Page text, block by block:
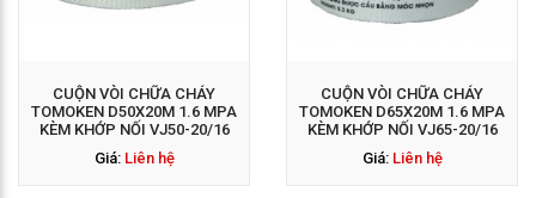
CUỘN VÒI CHỮA CHÁY
TOMOKEN D50X20M 1.6 MPA
KÈM KHỚP NỐI VJ50-20/16
Giá: Liên hệ
114
CUỘN VÒI CHỮA CHÁY
TOMOKEN D65X20M 1.6 MPA
KÈM KHỚP NỐI VJ65-20/16
Giá: Liên hệ